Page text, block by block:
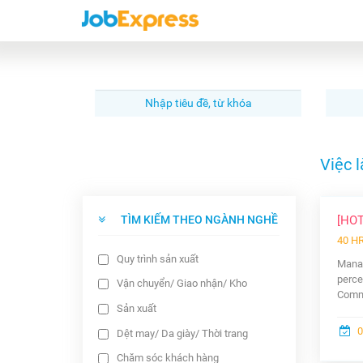
Việc
TÌM KIẾM THEO NGÀNH NGHỀ
Quy trình sản xuất
Vận chuyển/ Giao nhận/ Kho
Sản xuất
Dệt may/ Da giày/ Thời trang
Chăm sóc khách hàng
40